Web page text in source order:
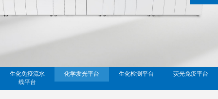
生化免疫流水
线平台
化学发光平台 生化检测平台 荧光免疫平台